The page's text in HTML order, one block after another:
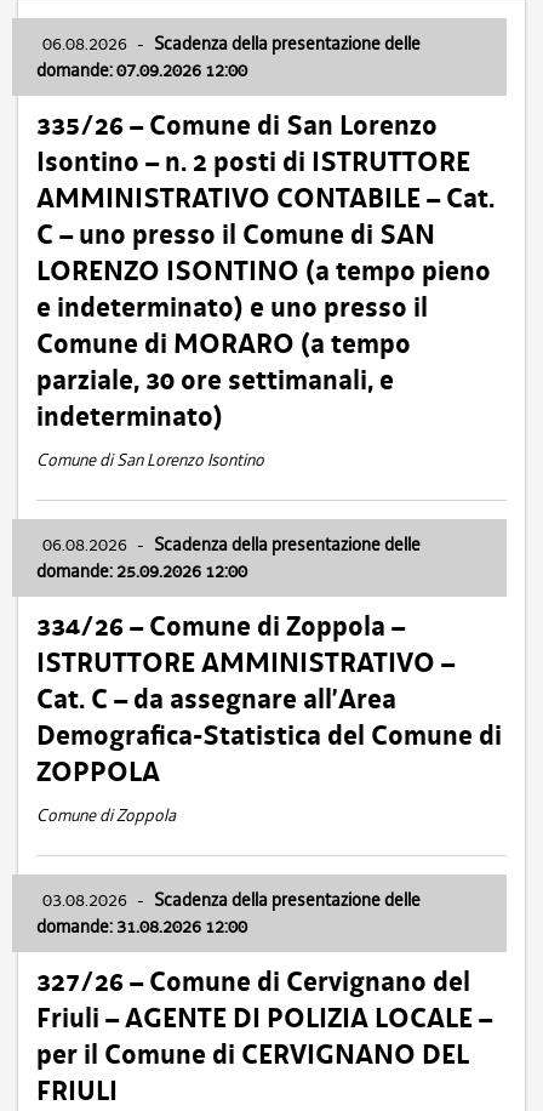
06.08.2026 - Scadenza della presentazione delle
domande: 07.09.2026 12:00
335/26 – Comune di San Lorenzo
Isontino – n. 2 posti di ISTRUTTORE
AMMINISTRATIVO CONTABILE – Cat.
C – uno presso il Comune di SAN
LORENZO ISONTINO (a tempo pieno
e indeterminato) e uno presso il
Comune di MORARO (a tempo
parziale, 30 ore settimanali, e
indeterminato)
Comune di San Lorenzo Isontino
06.08.2026 - Scadenza della presentazione delle
domande: 25.09.2026 12:00
334/26 – Comune di Zoppola –
ISTRUTTORE AMMINISTRATIVO –
Cat. C – da assegnare all’Area
Demografica-Statistica del Comune di
ZOPPOLA
Comune di Zoppola
03.08.2026 - Scadenza della presentazione delle
domande: 31.08.2026 12:00
327/26 – Comune di Cervignano del
Friuli – AGENTE DI POLIZIA LOCALE –
per il Comune di CERVIGNANO DEL
FRIULI